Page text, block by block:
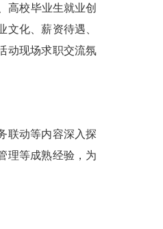
高校毕业生就业创
化、薪资待遇、
动现场求职交流氛
联动等内容深入探
理等成熟经验，为